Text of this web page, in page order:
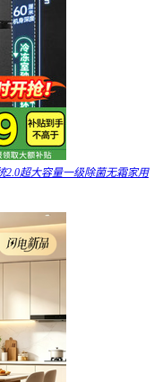
2.0超大容量一级除菌无霜家用